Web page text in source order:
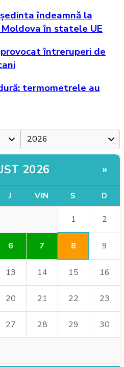
îndeamnă la
în statele UE
întreruperi de
termometrele au
2026 »
J VIN S D
1 2
6 7 8 9
13 14 15 16
20 21 22 23
27 28 29 30